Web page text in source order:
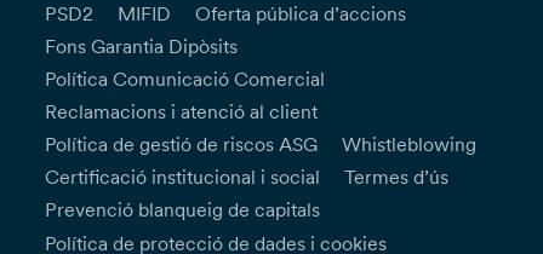
PSD2 MIFID
Oferta pública d’accions
Fons Garantia Dipòsits
Política Comunicació Comercial
Reclamacions i atenció al client
Política de gestió de riscos ASG
Whistleblowing
Certificació institucional i social
Termes d’ús
Prevenció blanqueig de capitals
Política de protecció de dades i cookies